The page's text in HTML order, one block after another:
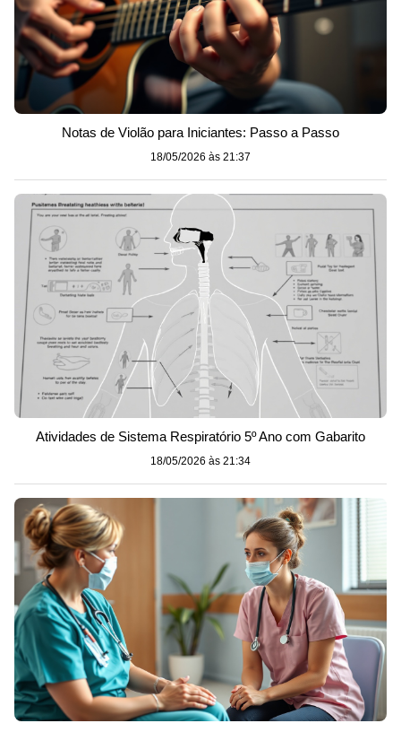
Notas de Violão para Iniciantes: Passo a Passo
18/05/2026 às 21:37
Atividades de Sistema Respiratório 5º Ano com Gabarito
18/05/2026 às 21:34